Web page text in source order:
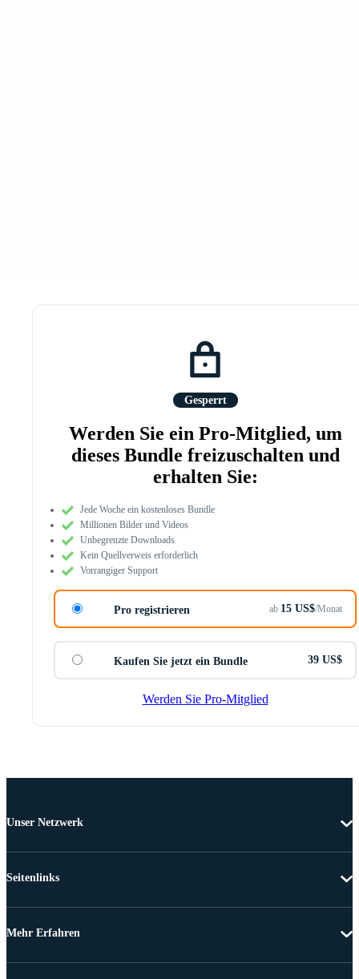
Gesperrt
Werden Sie ein Pro-Mitglied, um
dieses Bundle freizuschalten und
erhalten Sie:
Jede Woche ein kostenloses Bundle
Millionen Bilder und Videos
Unbegrenzte Downloads
Kein Quellverweis erforderlich
Vorrangiger Support
Pro registrieren ab 15 US$/Monat
Kaufen Sie jetzt ein Bundle 39 US$
Werden Sie Pro-Mitglied
Unser Netzwerk
Seitenlinks
Mehr Erfahren